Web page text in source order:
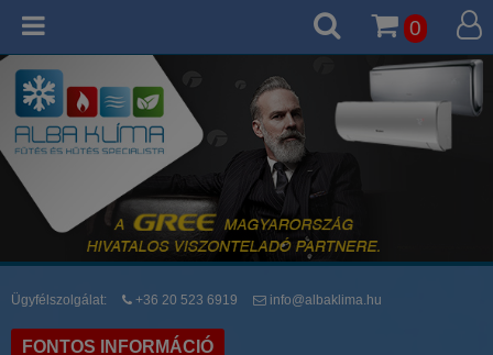
0
Ügyfélszolgálat: +36 20 523 6919 info@albaklima.hu
FONTOS INFORMÁCIÓ